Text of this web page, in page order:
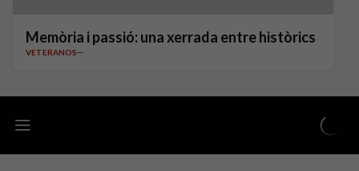
Memòria i passió: una xerrada entre històrics
VETERANOS